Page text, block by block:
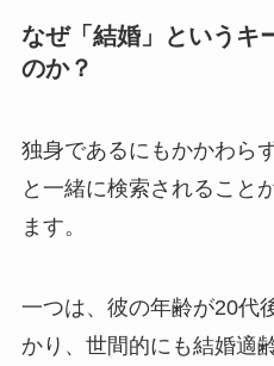
なぜ「結婚」というキ
のか？
独身であるにもかかわら
と一緒に検索されること
ます。
一つは、彼の年齢が20代
かり、世間的にも結婚適